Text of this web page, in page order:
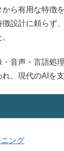
ら有用な特徴
設計に頼らず
・音声・言語処
、現代のAIを
ング